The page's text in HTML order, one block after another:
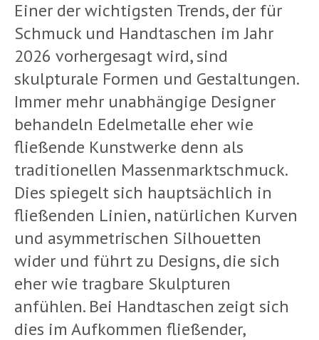
Einer der wichtigsten Trends, der für
Schmuck und Handtaschen im Jahr
2026 vorhergesagt wird, sind
skulpturale Formen und Gestaltungen.
Immer mehr unabhängige Designer
behandeln Edelmetalle eher wie
fließende Kunstwerke denn als
traditionellen Massenmarktschmuck.
Dies spiegelt sich hauptsächlich in
fließenden Linien, natürlichen Kurven
und asymmetrischen Silhouetten
wider und führt zu Designs, die sich
eher wie tragbare Skulpturen
anfühlen. Bei Handtaschen zeigt sich
dies im Aufkommen fließender,